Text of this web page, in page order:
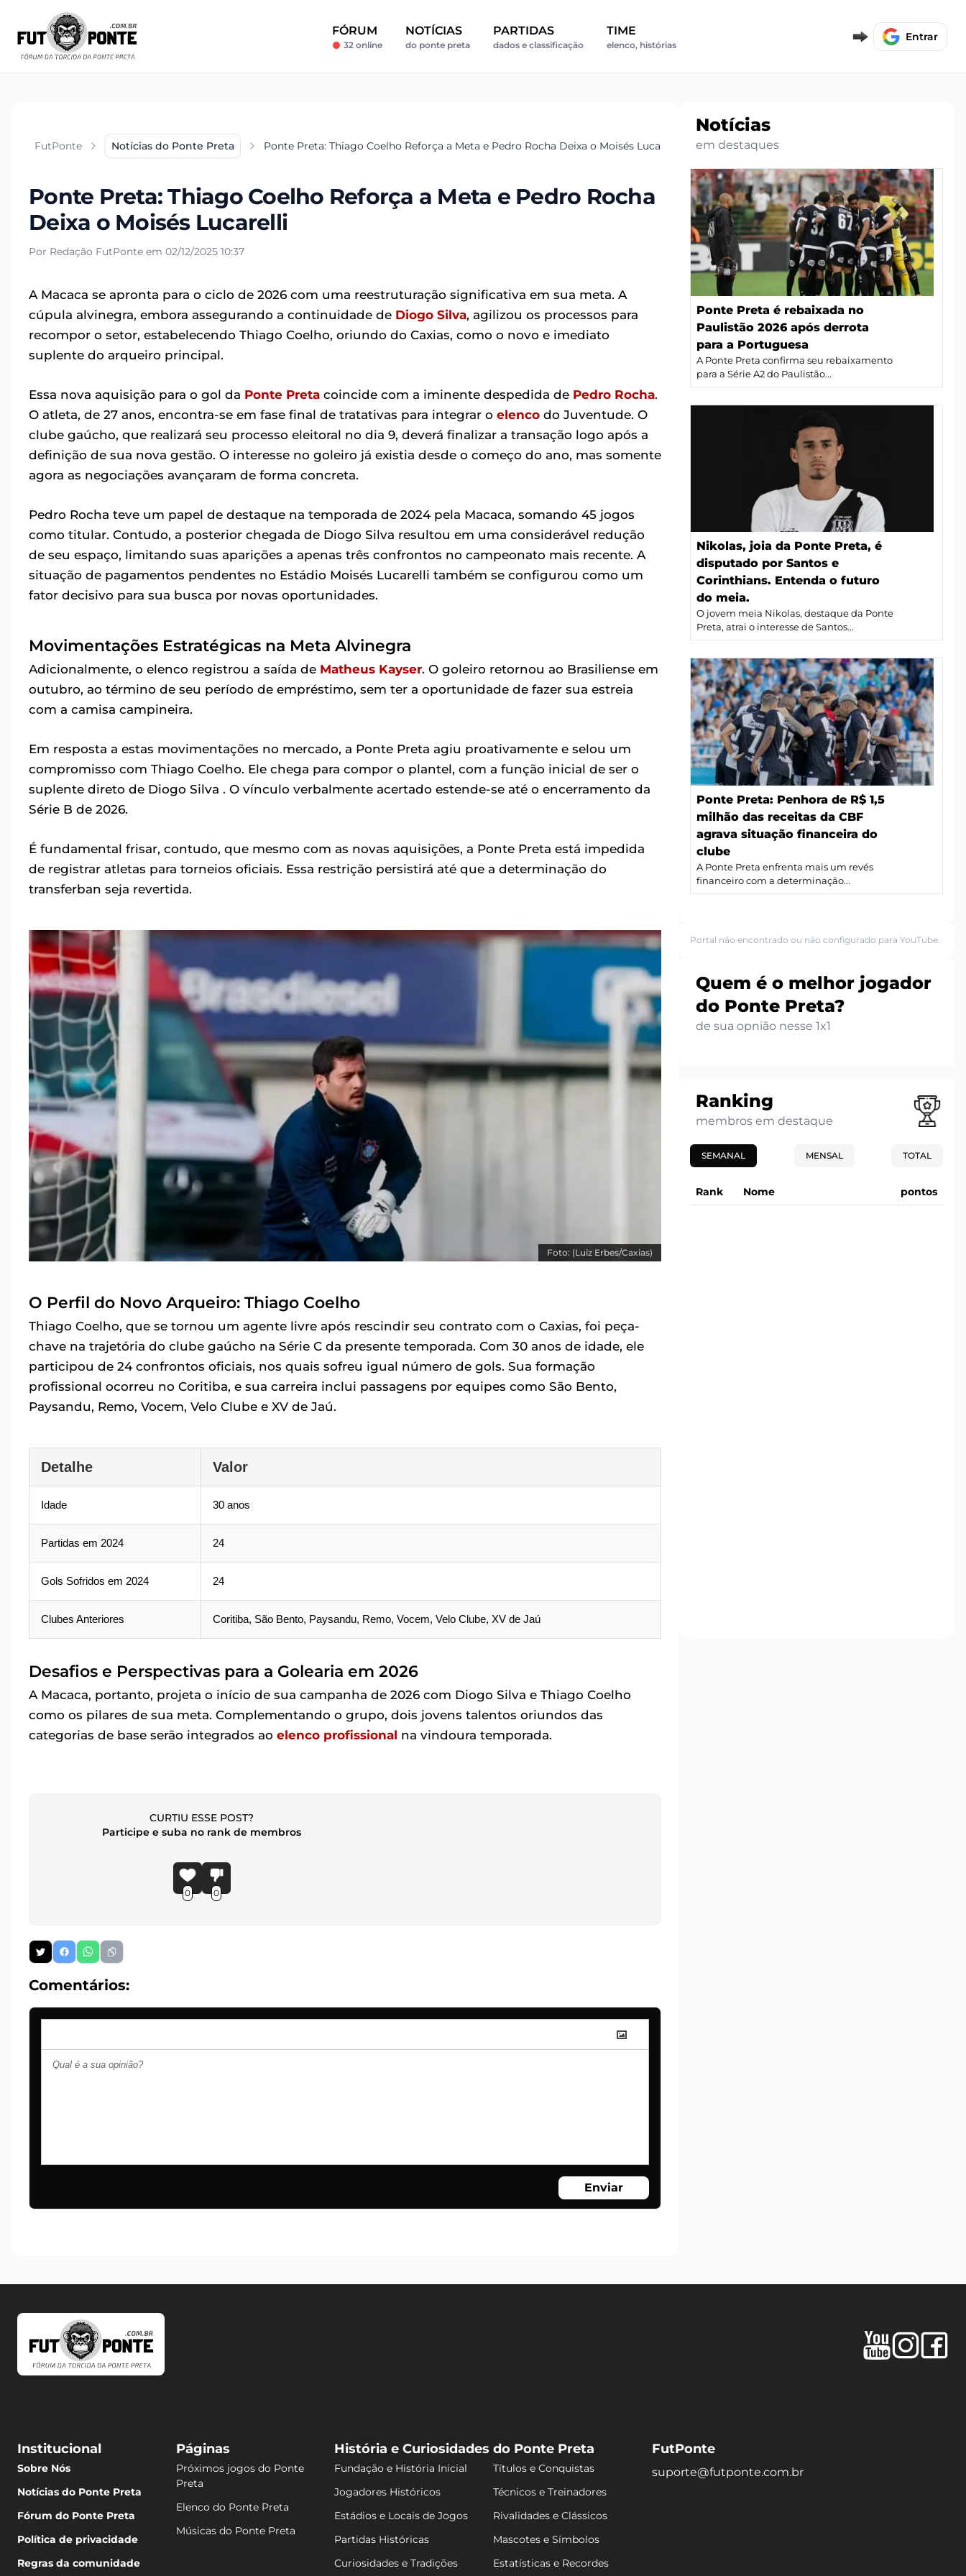
FÓRUM
32 online
NOTÍCIAS
do ponte preta
PARTIDAS
dados e classificação
TIME
elenco, histórias
Entrar
FutPonte Notícias do Ponte Preta Ponte Preta: Thiago Coelho Reforça a Meta e Pedro Rocha Deixa o Moisés Lucarelli
Ponte Preta: Thiago Coelho Reforça a Meta e Pedro Rocha
Deixa o Moisés Lucarelli
Por Redação FutPonte em 02/12/2025 10:37
A Macaca se apronta para o ciclo de 2026 com uma reestruturação significativa em sua meta. A
cúpula alvinegra, embora assegurando a continuidade de Diogo Silva, agilizou os processos para
recompor o setor, estabelecendo Thiago Coelho, oriundo do Caxias, como o novo e imediato
suplente do arqueiro principal.
Essa nova aquisição para o gol da Ponte Preta coincide com a iminente despedida de Pedro Rocha.
O atleta, de 27 anos, encontra-se em fase final de tratativas para integrar o elenco do Juventude. O
clube gaúcho, que realizará seu processo eleitoral no dia 9, deverá finalizar a transação logo após a
definição de sua nova gestão. O interesse no goleiro já existia desde o começo do ano, mas somente
agora as negociações avançaram de forma concreta.
Pedro Rocha teve um papel de destaque na temporada de 2024 pela Macaca, somando 45 jogos
como titular. Contudo, a posterior chegada de Diogo Silva resultou em uma considerável redução
de seu espaço, limitando suas aparições a apenas três confrontos no campeonato mais recente. A
situação de pagamentos pendentes no Estádio Moisés Lucarelli também se configurou como um
fator decisivo para sua busca por novas oportunidades.
Movimentações Estratégicas na Meta Alvinegra
Adicionalmente, o elenco registrou a saída de Matheus Kayser. O goleiro retornou ao Brasiliense em
outubro, ao término de seu período de empréstimo, sem ter a oportunidade de fazer sua estreia
com a camisa campineira.
Em resposta a estas movimentações no mercado, a Ponte Preta agiu proativamente e selou um
compromisso com Thiago Coelho. Ele chega para compor o plantel, com a função inicial de ser o
suplente direto de Diogo Silva . O vínculo verbalmente acertado estende-se até o encerramento da
Série B de 2026.
É fundamental frisar, contudo, que mesmo com as novas aquisições, a Ponte Preta está impedida
de registrar atletas para torneios oficiais. Essa restrição persistirá até que a determinação do
transferban seja revertida.
Foto: (Luiz Erbes/Caxias)
O Perfil do Novo Arqueiro: Thiago Coelho
Thiago Coelho, que se tornou um agente livre após rescindir seu contrato com o Caxias, foi peça-
chave na trajetória do clube gaúcho na Série C da presente temporada. Com 30 anos de idade, ele
participou de 24 confrontos oficiais, nos quais sofreu igual número de gols. Sua formação
profissional ocorreu no Coritiba, e sua carreira inclui passagens por equipes como São Bento,
Paysandu, Remo, Vocem, Velo Clube e XV de Jaú.
Detalhe Valor
Idade 30 anos
Partidas em 2024 24
Gols Sofridos em 2024 24
Clubes Anteriores Coritiba, São Bento, Paysandu, Remo, Vocem, Velo Clube, XV de Jaú
Desafios e Perspectivas para a Golearia em 2026
A Macaca, portanto, projeta o início de sua campanha de 2026 com Diogo Silva e Thiago Coelho
como os pilares de sua meta. Complementando o grupo, dois jovens talentos oriundos das
categorias de base serão integrados ao elenco profissional na vindoura temporada.
CURTIU ESSE POST?
Participe e suba no rank de membros
0 0
Comentários:
Enviar
Notícias
em destaques
Ponte Preta é rebaixada no
Paulistão 2026 após derrota
para a Portuguesa
A Ponte Preta confirma seu rebaixamento
para a Série A2 do Paulistão...
Nikolas, joia da Ponte Preta, é
disputado por Santos e
Corinthians. Entenda o futuro
do meia.
O jovem meia Nikolas, destaque da Ponte
Preta, atrai o interesse de Santos...
Ponte Preta: Penhora de R$ 1,5
milhão das receitas da CBF
agrava situação financeira do
clube
A Ponte Preta enfrenta mais um revés
financeiro com a determinação...
Portal não encontrado ou não configurado para YouTube.
Quem é o melhor jogador
do Ponte Preta?
de sua opnião nesse 1x1
Ranking
membros em destaque
SEMANAL MENSAL TOTAL
Rank Nome pontos
Institucional
Sobre Nós
Notícias do Ponte Preta
Fórum do Ponte Preta
Política de privacidade
Regras da comunidade
Páginas
Próximos jogos do Ponte
Preta
Elenco do Ponte Preta
Músicas do Ponte Preta
História e Curiosidades do Ponte Preta
Fundação e História Inicial
Títulos e Conquistas
Jogadores Históricos
Técnicos e Treinadores
Estádios e Locais de Jogos
Rivalidades e Clássicos
Partidas Históricas
Mascotes e Símbolos
Curiosidades e Tradições
Estatísticas e Recordes
FutPonte
suporte@futponte.com.br